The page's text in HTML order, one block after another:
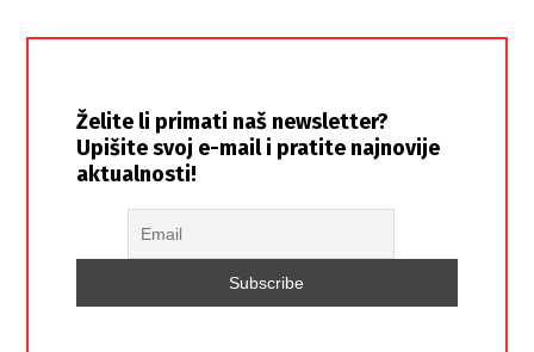
Želite li primati naš newsletter?
Upišite svoj e-mail i pratite najnovije
aktualnosti!